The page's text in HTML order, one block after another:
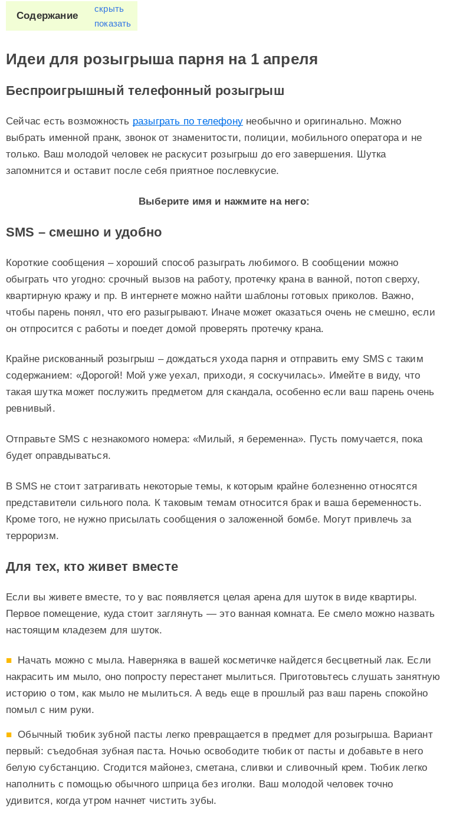
Содержание
скрыть
показать
Идеи для розыгрыша парня на 1 апреля
Беспроигрышный телефонный розыгрыш
Сейчас есть возможность разыграть по телефону необычно и оригинально. Можно
выбрать именной пранк, звонок от знаменитости, полиции, мобильного оператора и не
только. Ваш молодой человек не раскусит розыгрыш до его завершения. Шутка
запомнится и оставит после себя приятное послевкусие.
Выберите имя и нажмите на него:
SMS – смешно и удобно
Короткие сообщения – хороший способ разыграть любимого. В сообщении можно
обыграть что угодно: срочный вызов на работу, протечку крана в ванной, потоп сверху,
квартирную кражу и пр. В интернете можно найти шаблоны готовых приколов. Важно,
чтобы парень понял, что его разыгрывают. Иначе может оказаться очень не смешно, если
он отпросится с работы и поедет домой проверять протечку крана.
Крайне рискованный розыгрыш – дождаться ухода парня и отправить ему SMS с таким
содержанием: «Дорогой! Мой уже уехал, приходи, я соскучилась». Имейте в виду, что
такая шутка может послужить предметом для скандала, особенно если ваш парень очень
ревнивый.
Отправьте SMS с незнакомого номера: «Милый, я беременна». Пусть помучается, пока
будет оправдываться.
В SMS не стоит затрагивать некоторые темы, к которым крайне болезненно относятся
представители сильного пола. К таковым темам относится брак и ваша беременность.
Кроме того, не нужно присылать сообщения о заложенной бомбе. Могут привлечь за
терроризм.
Для тех, кто живет вместе
Если вы живете вместе, то у вас появляется целая арена для шуток в виде квартиры.
Первое помещение, куда стоит заглянуть — это ванная комната. Ее смело можно назвать
настоящим кладезем для шуток.
Начать можно с мыла. Наверняка в вашей косметичке найдется бесцветный лак. Если
накрасить им мыло, оно попросту перестанет мылиться. Приготовьтесь слушать занятную
историю о том, как мыло не мылиться. А ведь еще в прошлый раз ваш парень спокойно
помыл с ним руки.
Обычный тюбик зубной пасты легко превращается в предмет для розыгрыша. Вариант
первый: съедобная зубная паста. Ночью освободите тюбик от пасты и добавьте в него
белую субстанцию. Сгодится майонез, сметана, сливки и сливочный крем. Тюбик легко
наполнить с помощью обычного шприца без иголки. Ваш молодой человек точно
удивится, когда утром начнет чистить зубы.